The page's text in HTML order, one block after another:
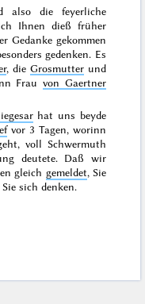
also die feyerliche
Ihnen dieß früher
Gedanke gekommen
gedenken. Es
, die Grosmutterund
Frauvon Gaertner
hat uns beyde
vor 3 Tagen, worinn
voll Schwermuth
deutete. Daß wir
gleich gemeldet, Sie
sich denken.